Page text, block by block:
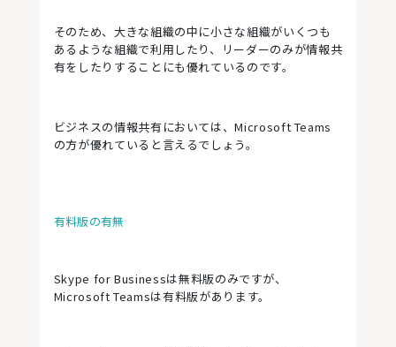
そのため、大きな組織の中に小さな組織がいくつも
あるような組織で利用したり、リーダーのみが情報共
有をしたりすることにも優れているのです。
ビジネスの情報共有においては、Microsoft Teams
の方が優れていると言えるでしょう。
有料版の有無
Skype for Businessは無料版のみですが、
Microsoft Teamsは有料版があります。